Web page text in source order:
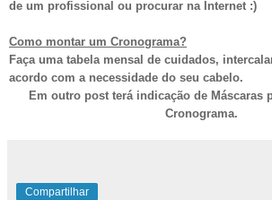
de um profissional ou procurar na Internet :)
Como montar um Cronograma?
Faça uma tabela mensal de cuidados,
acordo com a necessidade do seu cabelo.
Em outro post terá indicação de Máscaras
Cronograma.
Compartilhar